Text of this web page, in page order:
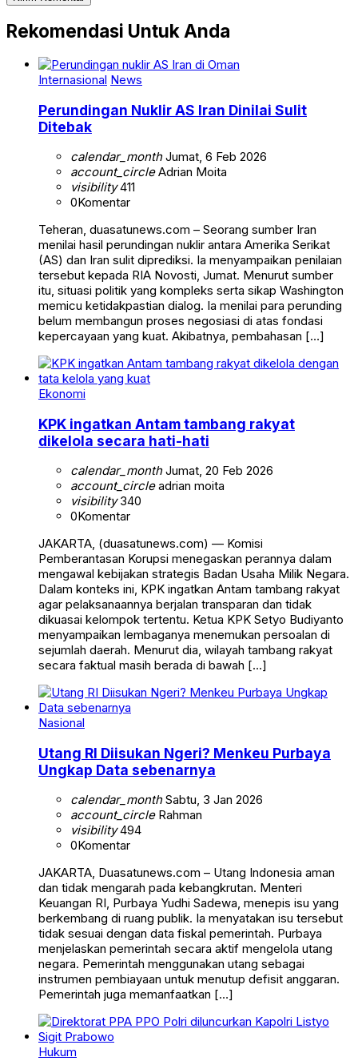
Rekomendasi Untuk Anda
Internasional News
Perundingan Nuklir AS Iran Dinilai Sulit
Ditebak
calendar_monthJumat, 6 Feb 2026
account_circleAdrian Moita
visibility411
0Komentar
Teheran, duasatunews.com – Seorang sumber Iran
menilai hasil perundingan nuklir antara Amerika Serikat
(AS) dan Iran sulit diprediksi. Ia menyampaikan penilaian
tersebut kepada RIA Novosti, Jumat. Menurut sumber
itu, situasi politik yang kompleks serta sikap Washington
memicu ketidakpastian dialog. Ia menilai para perunding
belum membangun proses negosiasi di atas fondasi
kepercayaan yang kuat. Akibatnya, pembahasan […]
Ekonomi
KPK ingatkan Antam tambang rakyat
dikelola secara hati-hati
calendar_monthJumat, 20 Feb 2026
account_circleadrian moita
visibility340
0Komentar
JAKARTA, (duasatunews.com) — Komisi
Pemberantasan Korupsi menegaskan perannya dalam
mengawal kebijakan strategis Badan Usaha Milik Negara.
Dalam konteks ini, KPK ingatkan Antam tambang rakyat
agar pelaksanaannya berjalan transparan dan tidak
dikuasai kelompok tertentu. Ketua KPK Setyo Budiyanto
menyampaikan lembaganya menemukan persoalan di
sejumlah daerah. Menurut dia, wilayah tambang rakyat
secara faktual masih berada di bawah […]
Nasional
Utang RI Diisukan Ngeri? Menkeu Purbaya
Ungkap Data sebenarnya
calendar_monthSabtu, 3 Jan 2026
account_circleRahman
visibility494
0Komentar
JAKARTA, Duasatunews.com – Utang Indonesia aman
dan tidak mengarah pada kebangkrutan. Menteri
Keuangan RI, Purbaya Yudhi Sadewa, menepis isu yang
berkembang di ruang publik. Ia menyatakan isu tersebut
tidak sesuai dengan data fiskal pemerintah. Purbaya
menjelaskan pemerintah secara aktif mengelola utang
negara. Pemerintah menggunakan utang sebagai
instrumen pembiayaan untuk menutup defisit anggaran.
Pemerintah juga memanfaatkan […]
Hukum